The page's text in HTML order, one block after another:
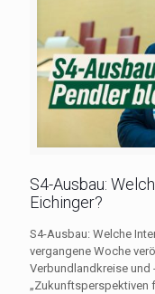
S4-Ausbau:
Eichinger?
S4-Ausbau: Welche
vergangene Woche
Verbundlandkreise und
„Zukunftsperspektiven